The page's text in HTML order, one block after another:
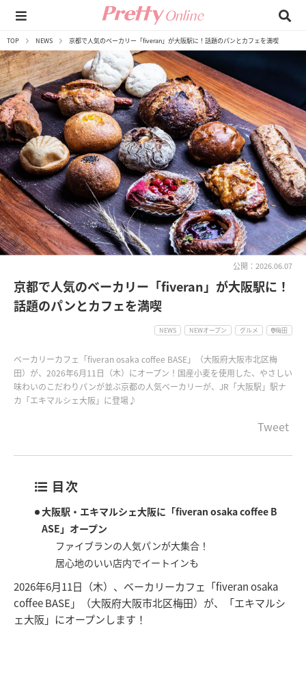
TOP NEWS 京都で人気のベーカリー「fiveran」が大阪駅に！話題のパンとカフェを満喫
公開：2026.06.07
京都で人気のベーカリー「fiveran」が大阪駅に！
話題のパンとカフェを満喫
NEWS NEWオープン グルメ 梅田
ベーカリーカフェ「fiveran osaka coffee BASE」（大阪府大阪市北区梅
田）が、2026年6月11日（木）にオープン！国産小麦を使用した、やさしい
味わいのこだわりパンが並ぶ京都の人気ベーカリーが、JR「大阪駅」駅ナ
カ「エキマルシェ大阪」に登場♪
Tweet
目次
大阪駅・エキマルシェ大阪に「fiveran osaka coffee B
ASE」オープン
ファイブランの人気パンが大集合！
居心地のいい店内でイートインも
2026年6月11日（木）、ベーカリーカフェ「fiveran osaka
coffee BASE」（大阪府大阪市北区梅田）が、「エキマルシ
ェ大阪」にオープンします！